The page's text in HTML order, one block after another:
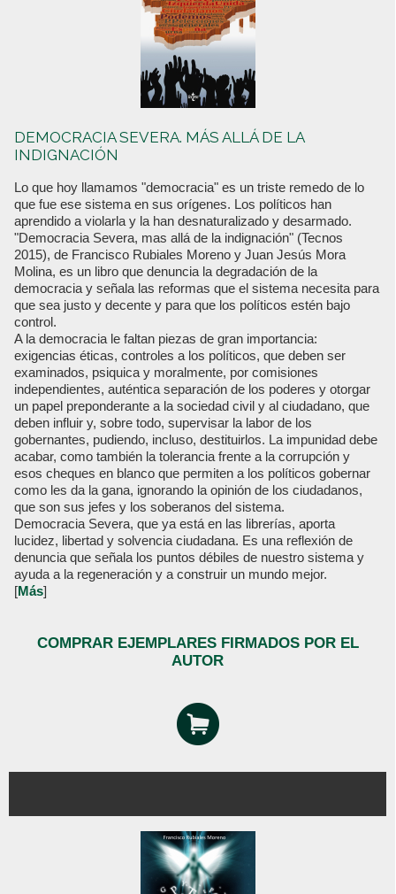
DEMOCRACIA SEVERA. MÁS ALLÁ DE LA
INDIGNACIÓN
Lo que hoy llamamos "democracia" es un triste remedo de lo
que fue ese sistema en sus orígenes. Los políticos han
aprendido a violarla y la han desnaturalizado y desarmado.
"Democracia Severa, mas allá de la indignación" (Tecnos
2015), de Francisco Rubiales Moreno y Juan Jesús Mora
Molina, es un libro que denuncia la degradación de la
democracia y señala las reformas que el sistema necesita para
que sea justo y decente y para que los políticos estén bajo
control.
A la democracia le faltan piezas de gran importancia:
exigencias éticas, controles a los políticos, que deben ser
examinados, psiquica y moralmente, por comisiones
independientes, auténtica separación de los poderes y otorgar
un papel preponderante a la sociedad civil y al ciudadano, que
deben influir y, sobre todo, supervisar la labor de los
gobernantes, pudiendo, incluso, destituirlos. La impunidad debe
acabar, como también la tolerancia frente a la corrupción y
esos cheques en blanco que permiten a los políticos gobernar
como les da la gana, ignorando la opinión de los ciudadanos,
que son sus jefes y los soberanos del sistema.
Democracia Severa, que ya está en las librerías, aporta
lucidez, libertad y solvencia ciudadana. Es una reflexión de
denuncia que señala los puntos débiles de nuestro sistema y
ayuda a la regeneración y a construir un mundo mejor.
[Más]
COMPRAR EJEMPLARES FIRMADOS POR EL
AUTOR